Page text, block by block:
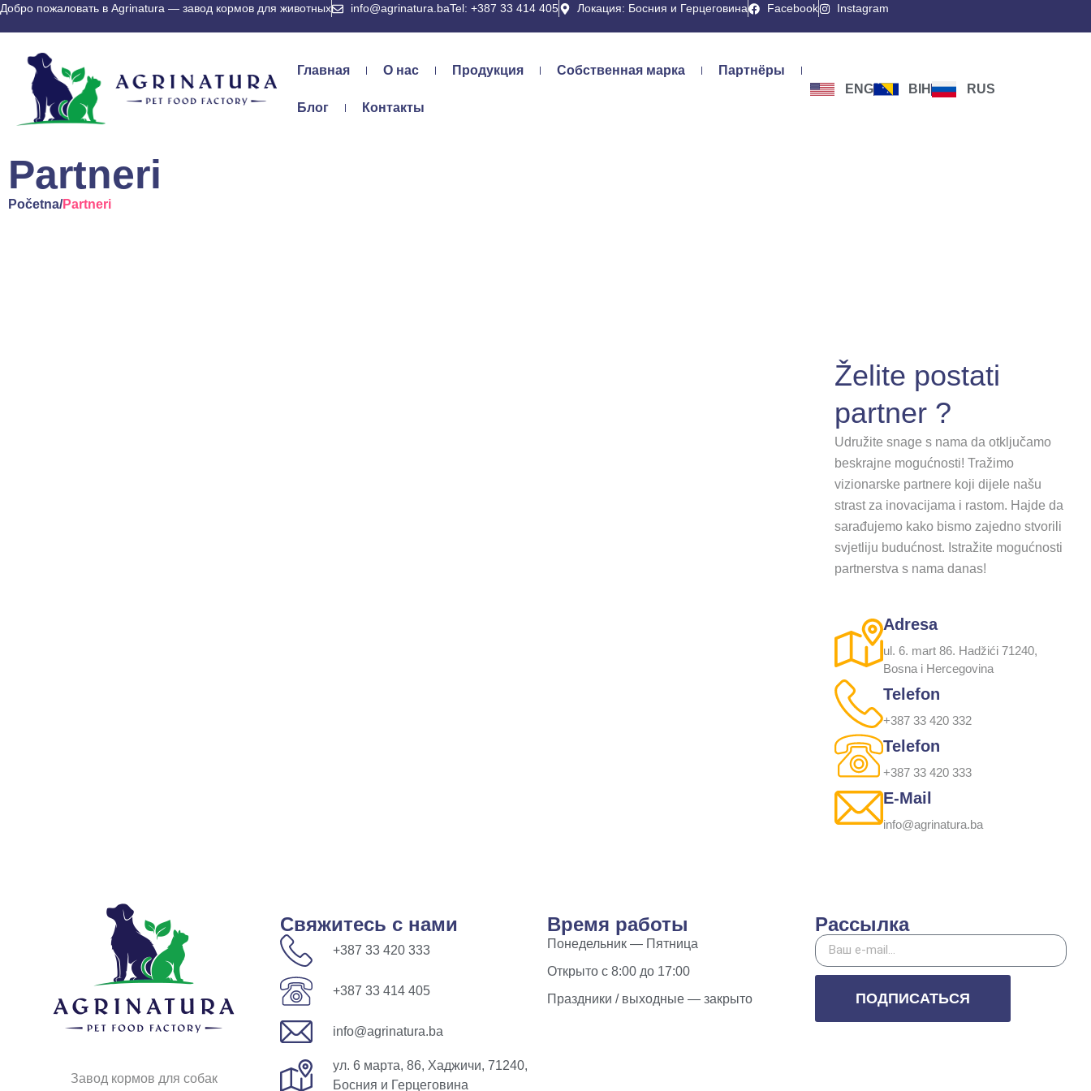
Добро пожаловать в Agrinatura — завод кормов для животных info@agrinatura.baTel: +387 33 414 405 Локация: Босния и Герцеговина Facebook Instagram
Главная О нас Продукция Собственная марка Партнёры
Блог Контакты
ENG BIH RUS
Partneri
Početna/Partneri
Želite postati
partner ?
Udružite snage s nama da otključamo
beskrajne mogućnosti! Tražimo
vizionarske partnere koji dijele našu
strast za inovacijama i rastom. Hajde da
sarađujemo kako bismo zajedno stvorili
svjetliju budućnost. Istražite mogućnosti
partnerstva s nama danas!
Adresa
ul. 6. mart 86. Hadžići 71240,
Bosna i Hercegovina
Telefon
+387 33 420 332
Telefon
+387 33 420 333
E-Mail
info@agrinatura.ba
Завод кормов для собак
Свяжитесь с нами
+387 33 420 333
+387 33 414 405
info@agrinatura.ba
ул. 6 марта, 86, Хаджичи, 71240,
Босния и Герцеговина
Время работы
Понедельник — Пятница
Открыто с 8:00 до 17:00
Праздники / выходные — закрыто
Рассылка
ПОДПИСАТЬСЯ